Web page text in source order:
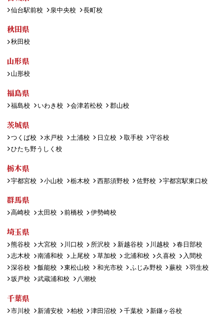
仙台駅前校 泉中央校 長町校
秋田県
秋田校
山形県
山形校
福島県
福島校 いわき校 会津若松校 郡山校
茨城県
つくば校 水戸校 土浦校 日立校 取手校
守谷校
ひたち野うしく校
栃木県
宇都宮校 小山校 栃木校 西那須野校 佐野校 宇都宮駅東口校
群馬県
高崎校 太田校 前橋校 伊勢崎校
埼玉県
熊谷校 大宮校 川口校 所沢校 新越谷校 川越校
春日部校
志木校
南浦和校 上尾校 草加校 北浦和校 久喜校
入間校
深谷校
飯能校 東松山校 和光市校 ふじみ野校 蕨校
羽生校
坂戸校
武蔵浦和校 八潮校
千葉県
市川校 新浦安校 柏校 津田沼校 千葉校 新鎌ヶ谷校